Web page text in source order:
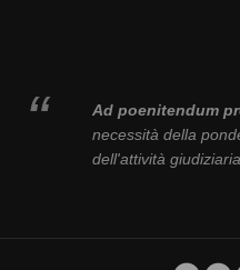
Ad poenitendum
necessità della
dell'attività giudiziaria